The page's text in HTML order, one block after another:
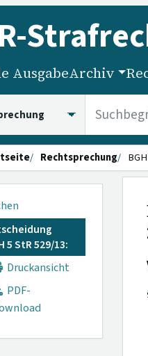
-
AusgabeArchiv
Rechtsprechung
5 StR 529/13:
Druckansicht
PDF-